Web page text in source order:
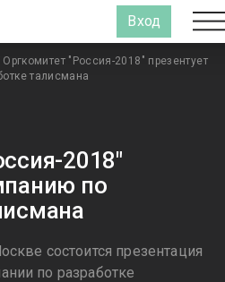
Вход
Оргкомитет "Россия-2018" презентует
талисмана
2018"
по
состоится презентация
по разработке